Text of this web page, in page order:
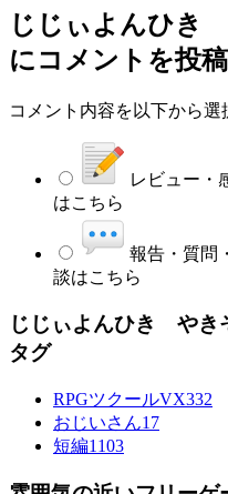
じじぃよんひき
にコメントを投
コメント内容を以下から選
レビュー・
はこちら
報告・質問
談はこちら
じじぃよんひき やき
タグ
RPGツクールVX332
おじいさん17
短編1103